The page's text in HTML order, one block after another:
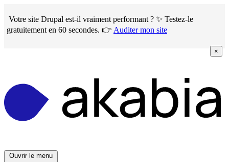
to
main
content
Votre site Drupal est-il vraiment performant ? ✨ Testez-le
gratuitement en 60 secondes. 👉 Auditer mon site
×
Ouvrir le menu